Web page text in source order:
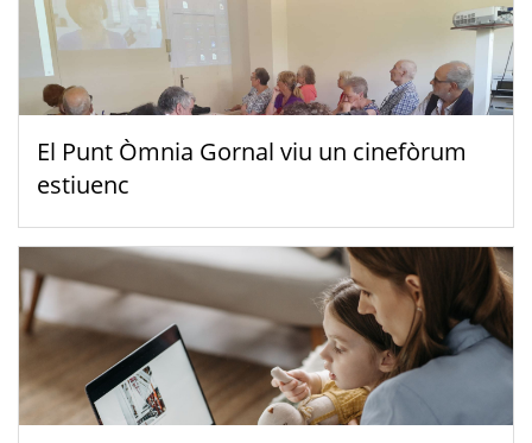
El Punt Òmnia Gornal viu un cinefòrum
estiuenc